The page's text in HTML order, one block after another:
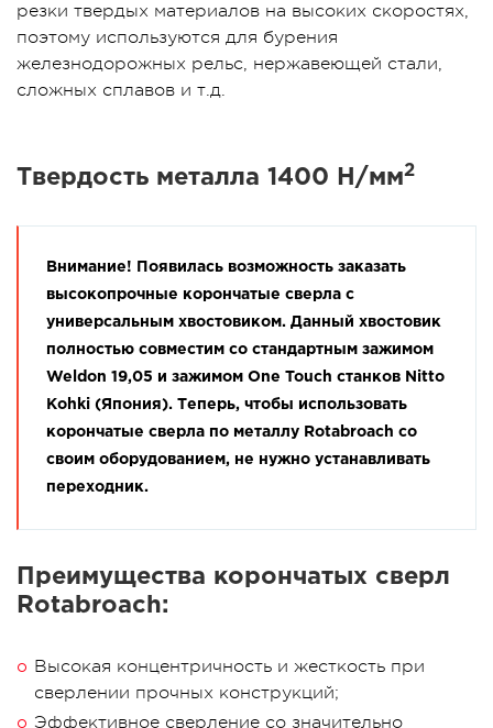
резки твердых материалов на высоких скоростях,
поэтому используются для бурения
железнодорожных рельс, нержавеющей стали,
сложных сплавов и т.д.
Твердость металла 1400 Н/мм2
Внимание! Появилась возможность заказать
высокопрочные корончатые сверла с
универсальным хвостовиком. Данный хвостовик
полностью совместим со стандартным зажимом
Weldon 19,05 и зажимом One Touch станков Nitto
Kohki (Япония). Теперь, чтобы использовать
корончатые сверла по металлу Rotabroach со
своим оборудованием, не нужно устанавливать
переходник.
Преимущества корончатых сверл
Rotabroach:
Высокая концентричность и жесткость при
сверлении прочных конструкций;
Эффективное сверление со значительно